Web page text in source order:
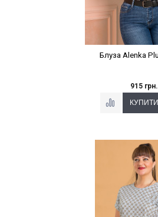
Блуза Alenka
915 грн.
Наклейки